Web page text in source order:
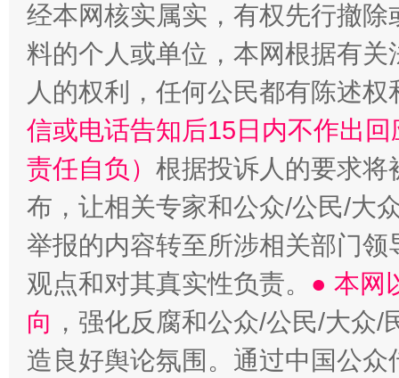
“蜀中异人”王建安的艺术幻境
经本网核实属实，有权先行撤
料的个人或单位，本网根据有
人的权利，任何公民都有陈述
信或电话告知后15日内不作出
责任自负） 根据投诉人的要求将
布，让相关专家和公众/公民/大
举报的内容转至所涉相关部门
观点和对其真实性负责。 ● 本网
向 ，强化反腐和公众/公民/大众
造良好舆论氛围。通过中国公